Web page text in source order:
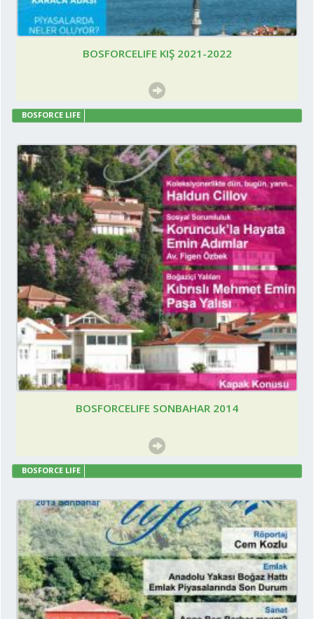
BOSFORCELIFE KIŞ 2021-2022
BOSFORCE LIFE
BOSFORCELIFE SONBAHAR 2014
BOSFORCE LIFE